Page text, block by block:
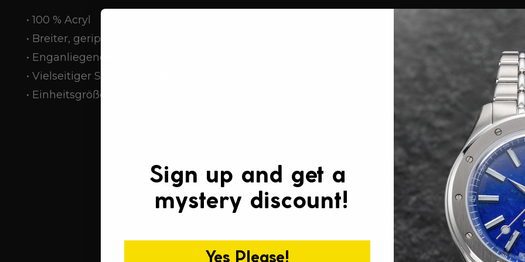
• 100 % Acryl
• Breiter, gerippter Strick
• Enganliegende, bequeme Passform
• Vielseitiger Stil für verschiedene Outfits
• Einheitsgröße
Sign up and get a
mystery discount!
Yes Please!